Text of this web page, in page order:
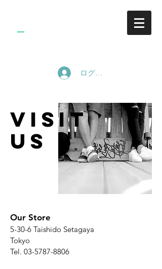
ログイン
Visit
us
Our Store
5-30-6 Taishido Setagaya
Tokyo
Tel. 03-5787-8806